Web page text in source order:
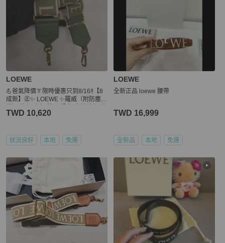
LOEWE
💪爸氣降價👔限時優惠只到8/16‼️【8
成新】㊣✨ LOEWE ✨羅威（附防塵
帶 寬背帶🌳二手樹屋🌳
TWD 10,620
狀況良好 本地 免運
LOEWE
全新正品 loewe 腰帶
TWD 16,999
全新品 本地 免運